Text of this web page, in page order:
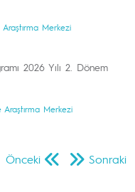
Merkezi
2026 Yılı 2. Dönem
Merkezi
Önceki Sonraki